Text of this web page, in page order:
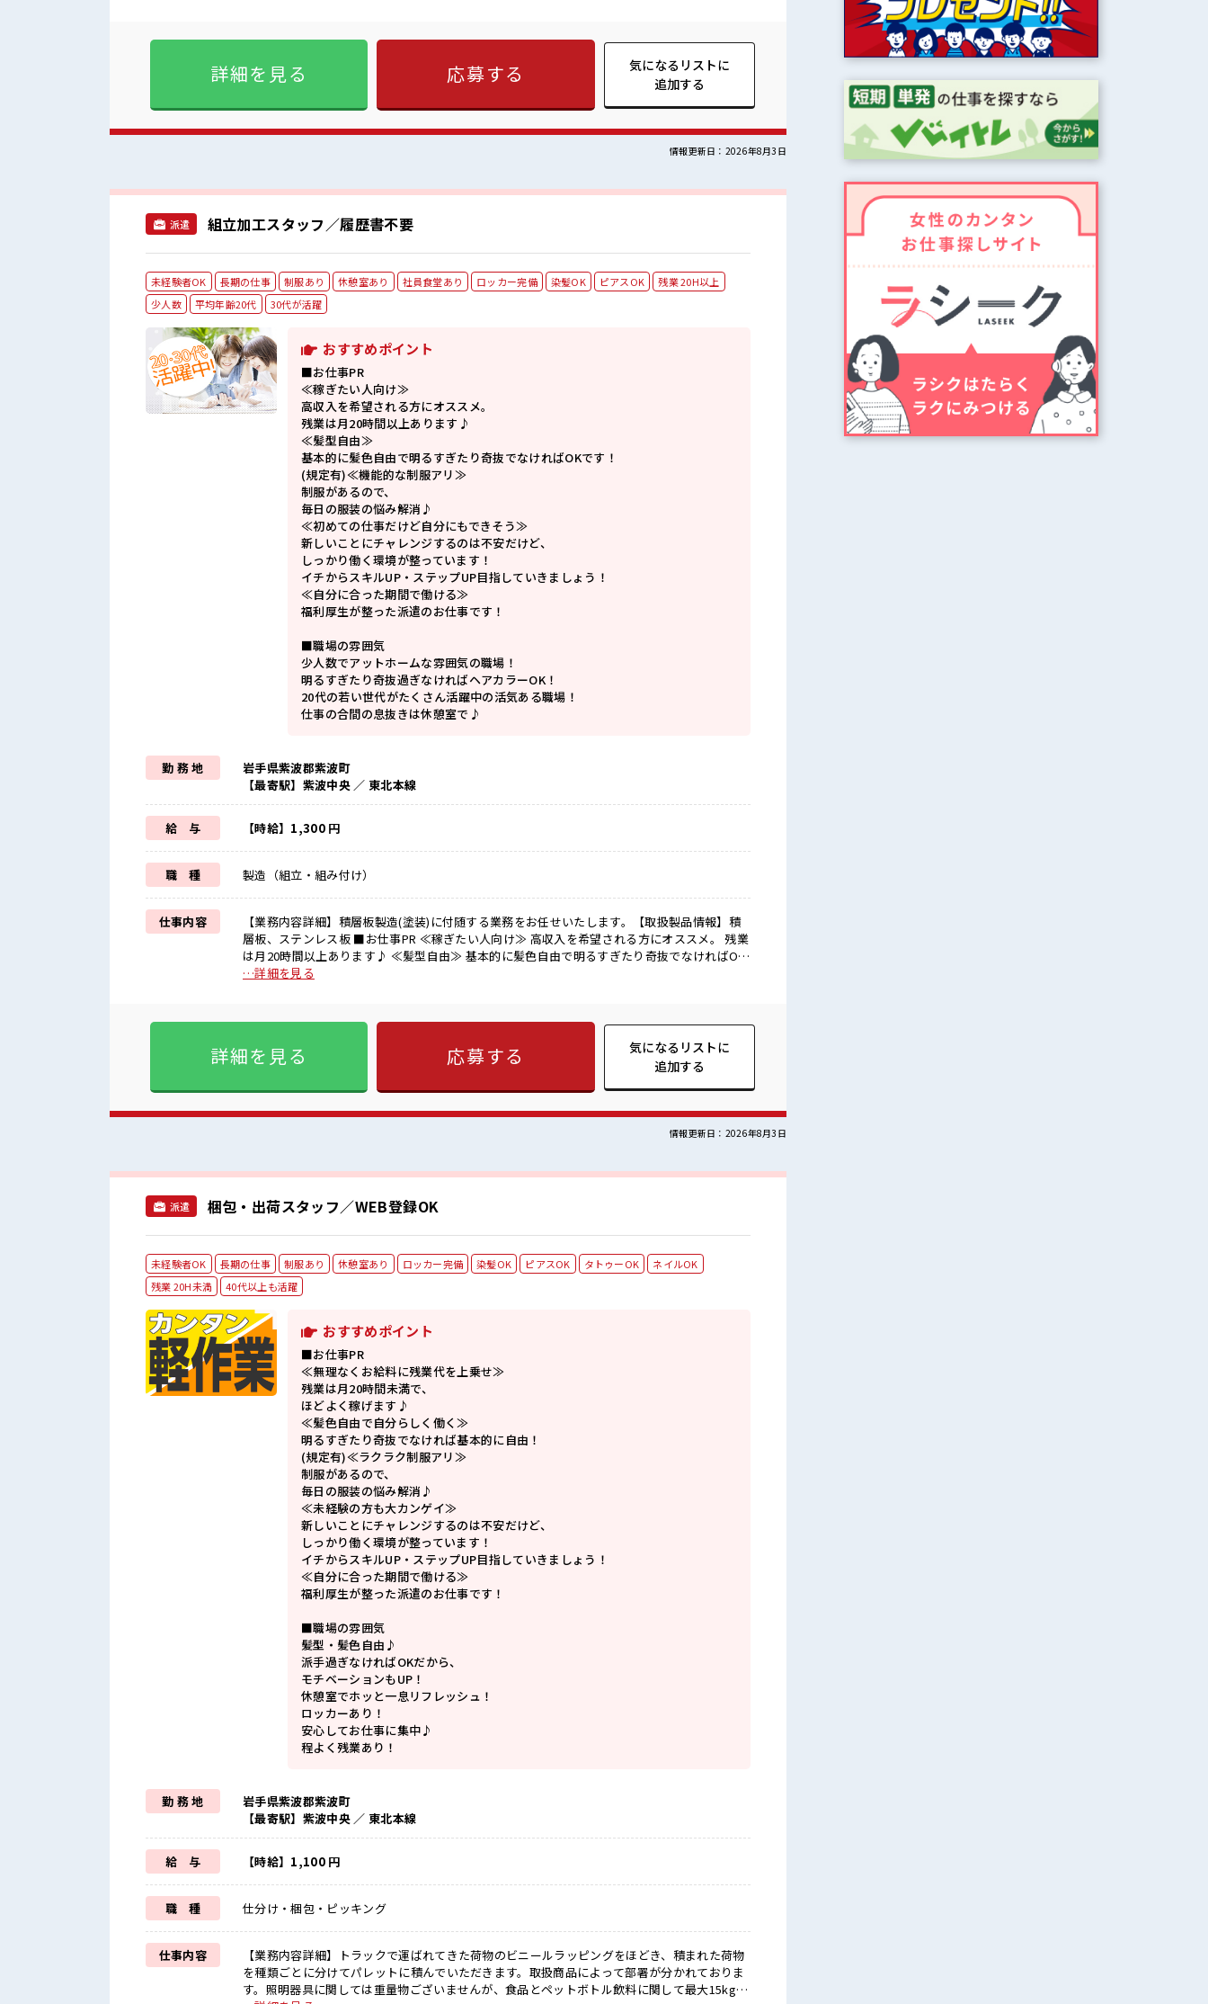
げる♪ 幅広い年代の男性スタッフさんも活躍中♪ ■職場の雰囲気 仲良くなるほどココロを開
く方にもピッタリな少人数の職場♪ ≪ミドル世代もたくさん活躍中≫ 持ち物が多いあなたに
もぴったり☆ ロッカー付き職場♪
詳細を見る 応募する
気になるリストに
追加する
情報更新日：2026年8月3日
派遣 組立加工スタッフ／履歴書不要
未経験者OK 長期の仕事 制服あり 休憩室あり 社員食堂あり ロッカー完備 染髪OK ピアスOK
残業 20H以上
少人数
平均年齢20代 30代が活躍
おすすめポイント
■お仕事PR
≪稼ぎたい人向け≫
高収入を希望される方にオススメ。
残業は月20時間以上あります♪
≪髪型自由≫
基本的に髪色自由で明るすぎたり奇抜でなければOKです！
(規定有)≪機能的な制服アリ≫
制服があるので、
毎日の服装の悩み解消♪
≪初めての仕事だけど自分にもできそう≫
新しいことにチャレンジするのは不安だけど、
しっかり働く環境が整っています！
イチからスキルUP・ステップUP目指していきましょう！
≪自分に合った期間で働ける≫
福利厚生が整った派遣のお仕事です！
■職場の雰囲気
少人数でアットホームな雰囲気の職場！
明るすぎたり奇抜過ぎなければヘアカラーOK！
20代の若い世代がたくさん活躍中の活気ある職場！
仕事の合間の息抜きは休憩室で♪
勤 務 地
岩手県紫波郡紫波町
【最寄駅】紫波中央 ／ 東北本線
給 与 【時給】1,300 円
職 種 製造（組立・組み付け）
仕事内容
【業務内容詳細】積層板製造(塗装)に付随する業務をお任せいたします。【取扱製品情報】積
層板、ステンレス板 ■お仕事PR ≪稼ぎたい人向け≫ 高収入を希望される方にオススメ。 残業
は月20時間以上あります♪ ≪髪型自由≫ 基本的に髪色自由で明るすぎたり奇抜でなければOK
です！ (規定有)≪機能的な制服アリ≫ 制服があるので、 毎日の服装の悩み解消♪ ≪初めての
た期間で働ける≫ 福利厚生が整った派遣のお仕事です！ ■職場の雰囲気 少人数でアットホー
ムな雰囲気の職場！ 明るすぎたり奇抜過ぎなければヘアカラーOK！ 20代の若い世代がたくさ
ん活躍中の活気ある職場！ 仕事の合間の息抜きは休憩室で♪
…詳細を見る
詳細を見る 応募する
気になるリストに
追加する
情報更新日：2026年8月3日
派遣 梱包・出荷スタッフ／WEB登録OK
未経験者OK 長期の仕事 制服あり 休憩室あり ロッカー完備 染髪OK ピアスOK タトゥーOK
ネイルOK
残業 20H未満
40代以上も活躍
おすすめポイント
■お仕事PR
≪無理なくお給料に残業代を上乗せ≫
残業は月20時間未満で、
ほどよく稼げます♪
≪髪色自由で自分らしく働く≫
明るすぎたり奇抜でなければ基本的に自由！
(規定有)≪ラクラク制服アリ≫
制服があるので、
毎日の服装の悩み解消♪
≪未経験の方も大カンゲイ≫
新しいことにチャレンジするのは不安だけど、
しっかり働く環境が整っています！
イチからスキルUP・ステップUP目指していきましょう！
≪自分に合った期間で働ける≫
福利厚生が整った派遣のお仕事です！
■職場の雰囲気
髪型・髪色自由♪
派手過ぎなければOKだから、
モチベーションもUP！
休憩室でホッと一息リフレッシュ！
ロッカーあり！
安心してお仕事に集中♪
程よく残業あり！
勤 務 地
岩手県紫波郡紫波町
【最寄駅】紫波中央 ／ 東北本線
給 与 【時給】1,100 円
職 種 仕分け・梱包・ピッキング
仕事内容
【業務内容詳細】トラックで運ばれてきた荷物のビニールラッピングをほどき、積まれた荷物
を種類ごとに分けてパレットに積んでいただきます。取扱商品によって部署が分かれておりま
す。照明器具に関しては重量物ございませんが、食品とペットボトル飲料に関して最大15kg程